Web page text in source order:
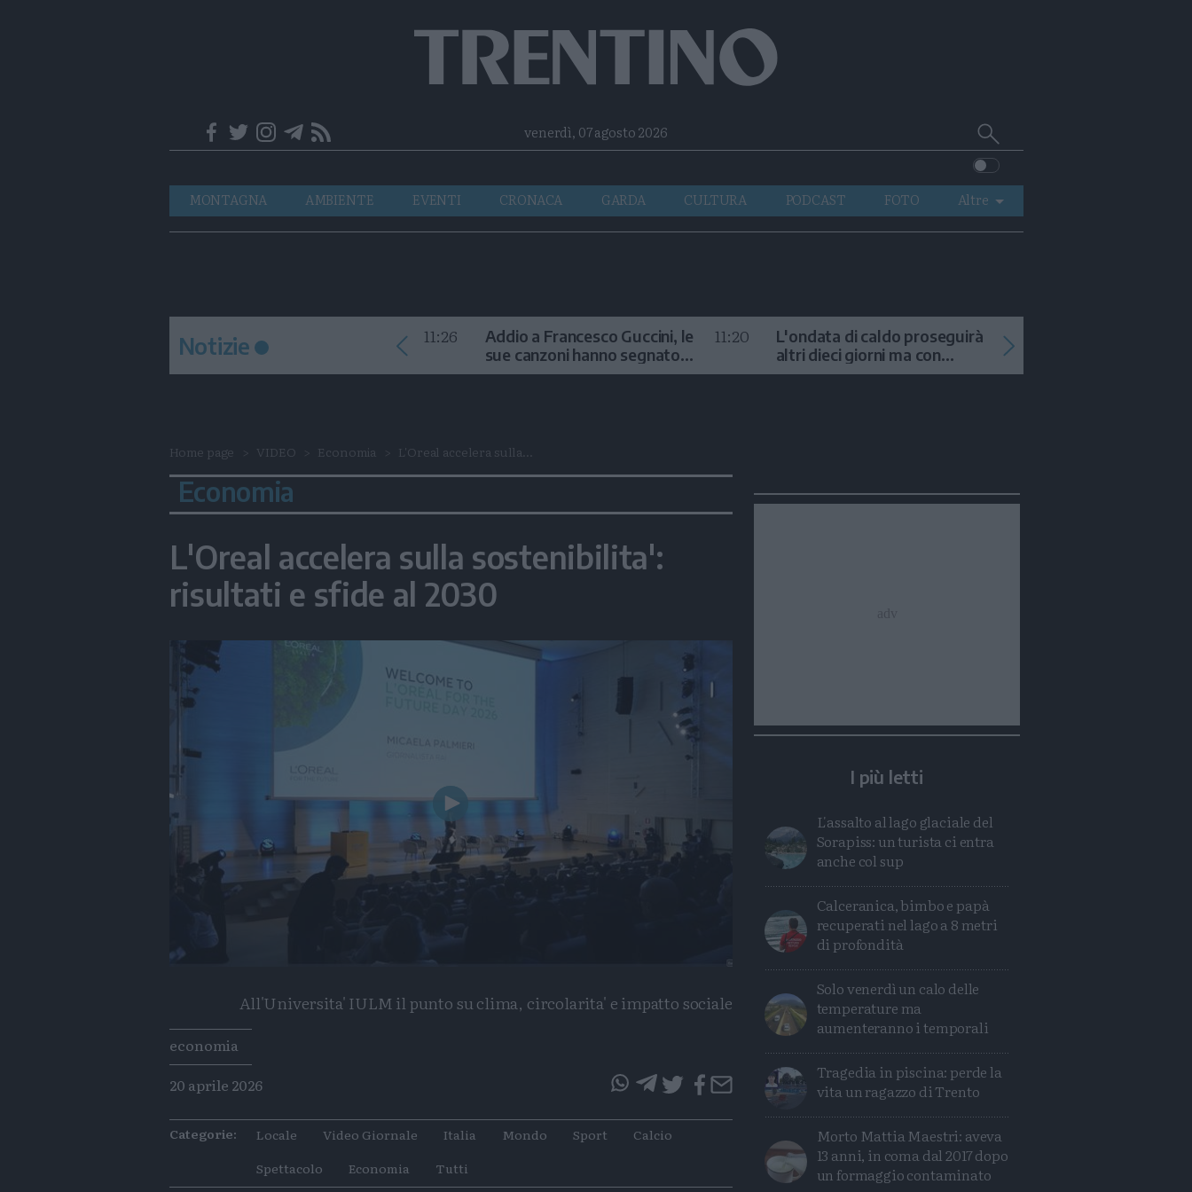
Telegram
RSSvenerdì, 07 agosto 2026 Cerca
su
Trentino
Navigazione
principale
MONTAGNA AMBIENTE EVENTI CRONACA GARDA CULTURA PODCAST FOTO
Altre
VIDEO
Notizie 11:26
Addio a Francesco Guccini, le
sue canzoni hanno segnato
la storia
11:20
L'ondata di caldo proseguirà
altri dieci giorni ma con
temporali
Home page VIDEO Economia L'Oreal accelera sulla...
Economia
L'Oreal accelera sulla sostenibilita':
risultati e sfide al 2030
Play
All'Universita' IULM il punto su clima, circolarita' e impatto sociale
Tags
economia
20 aprile 2026
Condividi
articolo
Condividi
articolo
TwitterCondividi
Mail
Categorie: Locale Video Giornale Italia Mondo Sport
Calcio
Spettacolo
Economia Tutti
I più letti
L'assalto al lago glaciale del
Sorapiss: un turista ci entra
anche col sup
Calceranica, bimbo e papà
recuperati nel lago a 8 metri
di profondità
Solo venerdì un calo delle
temperature ma
aumenteranno i temporali
Tragedia in piscina: perde la
vita un ragazzo di Trento
Morto Mattia Maestri: aveva
13 anni, in coma dal 2017 dopo
un formaggio contaminato